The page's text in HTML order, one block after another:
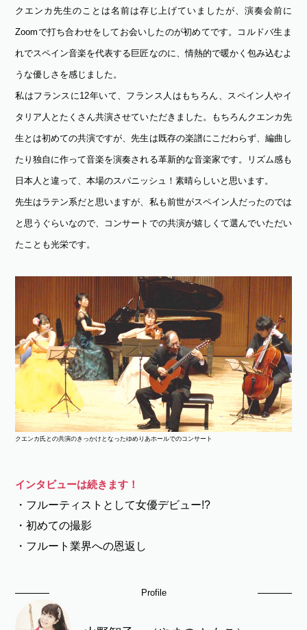
クエンカ先生のことは名前は存じ上げていましたが、演奏会前に
Zoomで打ち合わせをしてお会いしたのが初めてです。コルドバ生ま
れでスペイン音楽を代表する巨匠なのに、情熱的で暖かく包み込むよ
うな優しさを感じました。
私はフランスに12年いて、フランス人はもちろん、スペイン人やイ
タリア人とたくさん共演させていただきました。もちろんクエンカ先
生とは初めての共演ですが、先生は既存の楽譜にこだわらず、編曲し
たり独自に作って音楽を演奏される革新的な音楽家です。リズム感も
日本人と違って、本場のスパニッシュ！素晴らしいと思います。
先生はラテン系だと思いますが、私も前世がスペイン人だったのでは
と思うぐらいなので、コンサートでの共演が嬉しくて選んでいただい
たことも光栄です。
クエンカ氏との共演のきっかけとなったゆめりあホールでのコンサート
インタビューは続きます！
・フルーティストとして女優デビュー!?
・初めての撮影
・フルート業界への恩返し
Profile